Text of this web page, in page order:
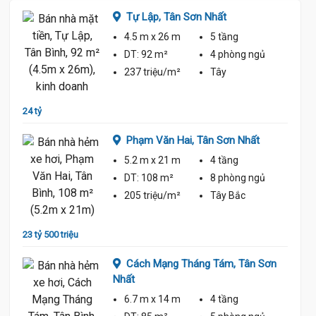
24 tỷ
Tự Lập, Tân Sơn Nhất
4.5 m x 26 m
5 tầng
DT: 92 m² 4 phòng ngủ
237 triệu/m²
Tây
23 tỷ 500 triệu
Phạm Văn Hai, Tân Sơn Nhất
5.2 m x 21 m
4 tầng
DT: 108 m² 8 phòng ngủ
205 triệu/m²
Tây Bắc
Cách Mạng Tháng Tám, Tân Sơn
Nhất
6.7 m x 14 m
4 tầng